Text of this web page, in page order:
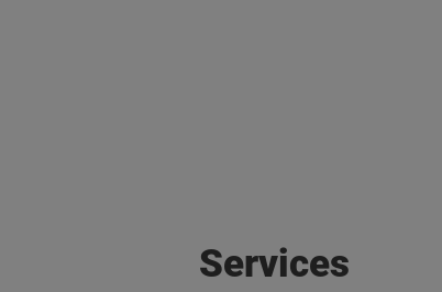
Services